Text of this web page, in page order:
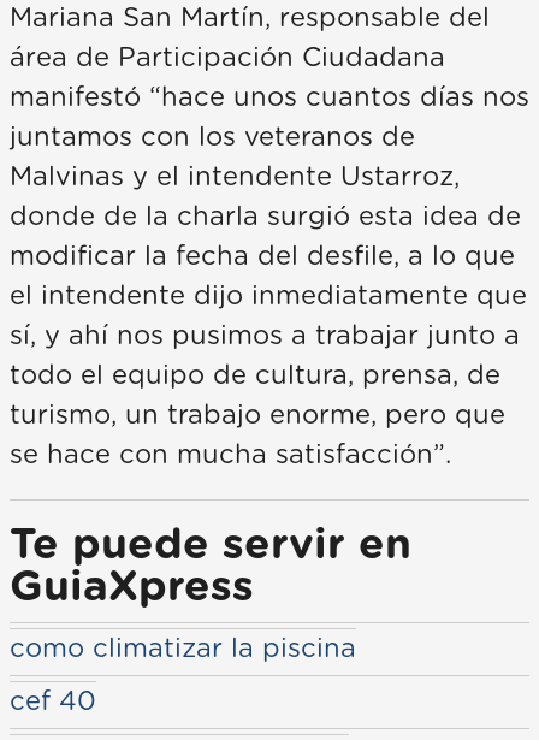
Mariana San Martín, responsable del
área de Participación Ciudadana
manifestó “hace unos cuantos días nos
juntamos con los veteranos de
Malvinas y el intendente Ustarroz,
donde de la charla surgió esta idea de
modificar la fecha del desfile, a lo que
el intendente dijo inmediatamente que
sí, y ahí nos pusimos a trabajar junto a
todo el equipo de cultura, prensa, de
turismo, un trabajo enorme, pero que
se hace con mucha satisfacción”.
Te puede servir en
GuiaXpress
como climatizar la piscina
cef 40